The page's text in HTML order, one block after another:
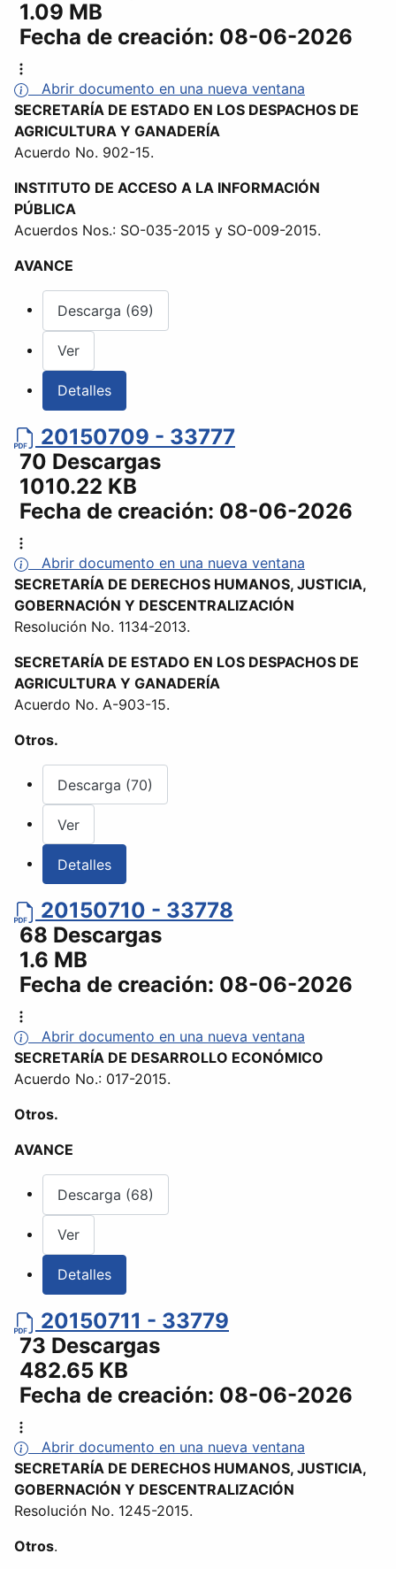
1.09 MB
Fecha de creación: 08-06-2026
Abrir documento en una nueva ventana
SECRETARÍA DE ESTADO EN LOS DESPACHOS DE
AGRICULTURA Y GANADERÍA
Acuerdo No. 902-15.
INSTITUTO DE ACCESO A LA INFORMACIÓN
PÚBLICA
Acuerdos Nos.: SO-035-2015 y SO-009-2015.
AVANCE
Descarga (69)
Ver
Detalles
20150709 - 33777
70 Descargas
1010.22 KB
Fecha de creación: 08-06-2026
Abrir documento en una nueva ventana
SECRETARÍA DE DERECHOS HUMANOS, JUSTICIA,
GOBERNACIÓN Y DESCENTRALIZACIÓN
Resolución No. 1134-2013.
SECRETARÍA DE ESTADO EN LOS DESPACHOS DE
AGRICULTURA Y GANADERÍA
Acuerdo No. A-903-15.
Otros.
Descarga (70)
Ver
Detalles
20150710 - 33778
68 Descargas
1.6 MB
Fecha de creación: 08-06-2026
Abrir documento en una nueva ventana
SECRETARÍA DE DESARROLLO ECONÓMICO
Acuerdo No.: 017-2015.
Otros.
AVANCE
Descarga (68)
Ver
Detalles
20150711 - 33779
73 Descargas
482.65 KB
Fecha de creación: 08-06-2026
Abrir documento en una nueva ventana
SECRETARÍA DE DERECHOS HUMANOS, JUSTICIA,
GOBERNACIÓN Y DESCENTRALIZACIÓN
Resolución No. 1245-2015.
Otros.